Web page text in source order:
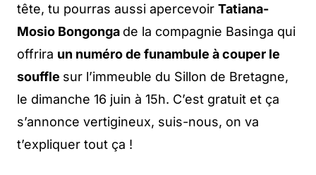
tête, tu pourras aussi apercevoir Tatiana-
Mosio Bongonga de la compagnie Basinga qui
offrira un numéro de funambule à couper le
souffle sur l’immeuble du Sillon de Bretagne,
le dimanche 16 juin à 15h. C’est gratuit et ça
s’annonce vertigineux, suis-nous, on va
t’expliquer tout ça !